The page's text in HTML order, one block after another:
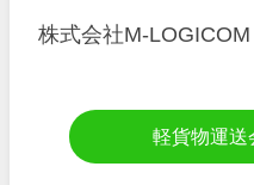
株式会社M-LOGICOM
軽貨物運送